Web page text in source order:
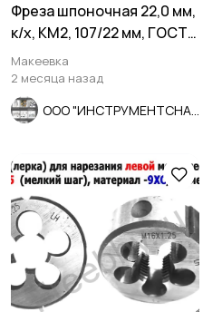
Фреза шпоночная 22,0 мм,
к/х, КМ2, 107/22 мм, ГОСТ
9140-78 ВИЗ, СССР
Макеевка
2 месяца назад